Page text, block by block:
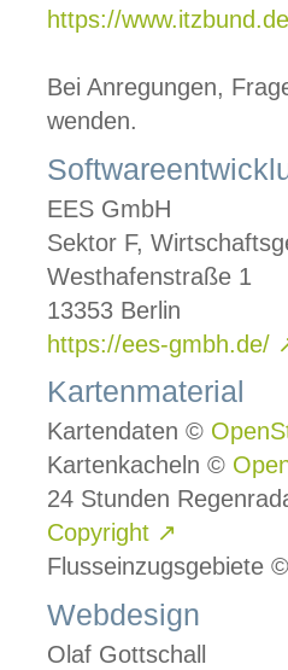
https://
Bei Anregungen,
wenden.
EES GmbH
Sektor F,
Westhafenstraße 1
13353 Berlin
https://ees-gmbh.de/
Kartenmaterial
Kartendaten ©
Kartenkacheln ©
24 Stunden
Copyright ↗
Flusseinzugsgebiete
Webdesign
Olaf Gottschall